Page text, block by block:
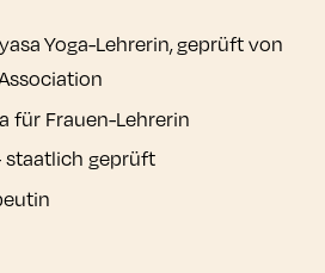
Yoga-Lehrerin, geprüft von
für Frauen-Lehrerin
geprüft